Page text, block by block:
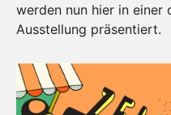
werden nun hier in einer
Ausstellung präsentiert.